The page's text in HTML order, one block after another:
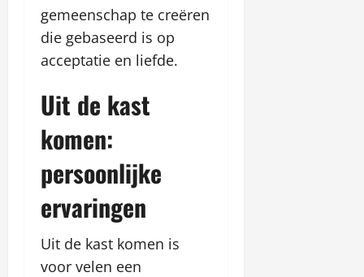
gemeenschap te creëren
die gebaseerd is op
acceptatie en liefde.
Uit de kast
komen:
persoonlijke
ervaringen
Uit de kast komen is
voor velen een